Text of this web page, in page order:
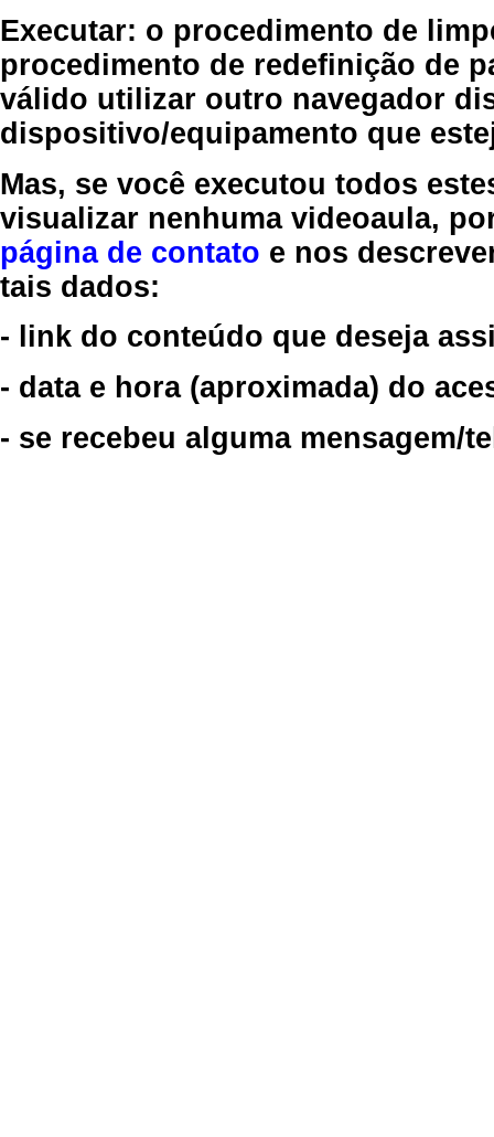
Executar: o procedimento de
procedimento de redefinição de
válido utilizar outro navegador
dispositivo/equipamento que
Mas, se você executou todos
visualizar nenhuma videoaula,
página de contato e nos
tais dados:
- link do conteúdo que deseja
- data e hora (aproximada) do
- se recebeu alguma mensagem/